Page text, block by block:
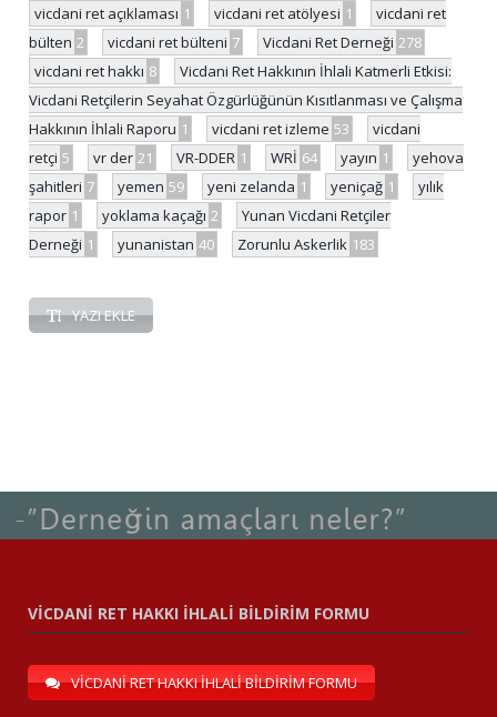
vicdani ret açıklaması 1 vicdani ret atölyesi 1
vicdani ret
bülten 2 vicdani ret bülteni 7 Vicdani Ret Derneği 278
vicdani ret hakkı 8
Vicdani Ret Hakkının İhlali Katmerli Etkisi:
Vicdani Retçilerin Seyahat Özgürlüğünün Kısıtlanması ve Çalışma
Hakkının İhlali Raporu 1 vicdani ret izleme 53
vicdani
retçi 5 vr der 21 VR-DDER 1 WRİ 64 yayın 1
yehova
şahitleri 7 yemen 59 yeni zelanda 1 yeniçağ 1
yılık
rapor 1 yoklama kaçağı 2
Yunan Vicdani Retçiler
Derneği 1 yunanistan 40 Zorunlu Askerlik 183
YAZI EKLE
VİCDANİ RET HAKKI İHLALİ BİLDİRİM FORMU
VİCDANİ RET HAKKI İHLALİ BİLDİRİM FORMU